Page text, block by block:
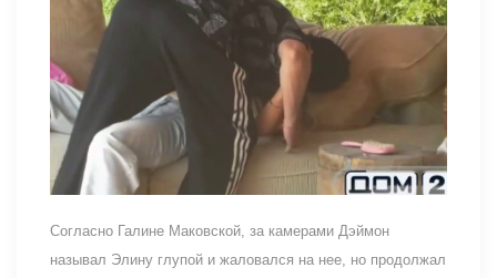
Согласно Галине Маковской, за камерами Дэймон
называл Элину глупой и жаловался на нее, но продолжал